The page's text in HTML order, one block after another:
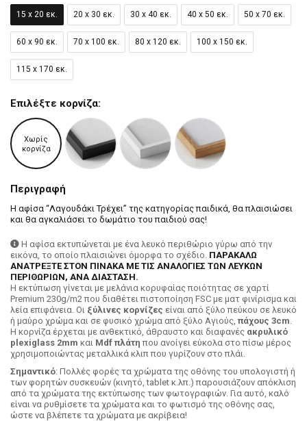
15 x 20 εκ. 20 x 30 εκ. 30 x 40 εκ. 40 x 50 εκ. 50 x 70 εκ.
60 x 90 εκ. 70 x 100 εκ. 80 x 120 εκ. 100 x 150 εκ.
115 x 170 εκ.
Επιλέξτε κορνίζα:
Χωρίς
κορνίζα
Περιγραφή
Η αφίσα “Λαγουδάκι Τρέχει” της κατηγορίας παιδικά, θα πλαισιώσει
και θα αγκαλιάσει το δωμάτιο του παιδιού σας!
Η αφίσα εκτυπώνεται με ένα λευκό περιθώριο γύρω από την
εικόνα, το οποίο πλαισιώνει όμορφα το σχέδιο. ΠΑΡΑΚΑΛΩ
ΑΝΑΤΡΕΞΤΕ ΣΤΟΝ ΠΙΝΑΚΑ ΜΕ ΤΙΣ ΑΝΑΛΟΓΙΕΣ ΤΩΝ ΛΕΥΚΩΝ
ΠΕΡΙΘΩΡΙΩΝ, ΑΝΑ ΔΙΑΣΤΑΣΗ.
H εκτύπωση γίνεται με μελάνια κορυφαίας ποιότητας σε χαρτί
Premium 230g/m2 που διαθέτει πιστοποίηση FSC με ματ φινίρισμα και
λεία επιφάνεια. Οι ξύλινες κορνίζες είναι από ξύλο πεύκου σε λευκό
ή μαύρο χρώμα και σε φυσικό χρώμα από ξύλο Αγιούς, πάχους 3cm.
Η κορνίζα έρχεται με ανθεκτικό, άθραυστο και διαφανές ακρυλικό
plexiglass 2mm και Mdf πλάτη που ανοίγει εύκολα στο πίσω μέρος
χρησιμοποιώντας μεταλλικά κλιπ που γυρίζουν στο πλάι.
Σημαντικό: Πολλές φορές τα χρώματα της οθόνης του υπολογιστή ή
των φορητών συσκευών (κινητό, tablet κ.λπ.) παρουσιάζουν απόκλιση
από τα χρώματα της εκτύπωσης των φωτογραφιών. Για αυτό, καλό
είναι να ρυθμίσετε τα χρώματα και το φωτισμό της οθόνης σας,
ώστε να βλέπετε τα χρώματα με ακρίβεια!